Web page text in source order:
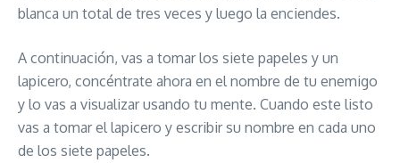
blanca un total de tres veces y luego la enciendes.
A continuación, vas a tomar los siete papeles y un
lapicero, concéntrate ahora en el nombre de tu enemigo
y lo vas a visualizar usando tu mente. Cuando este listo
vas a tomar el lapicero y escribir su nombre en cada uno
de los siete papeles.